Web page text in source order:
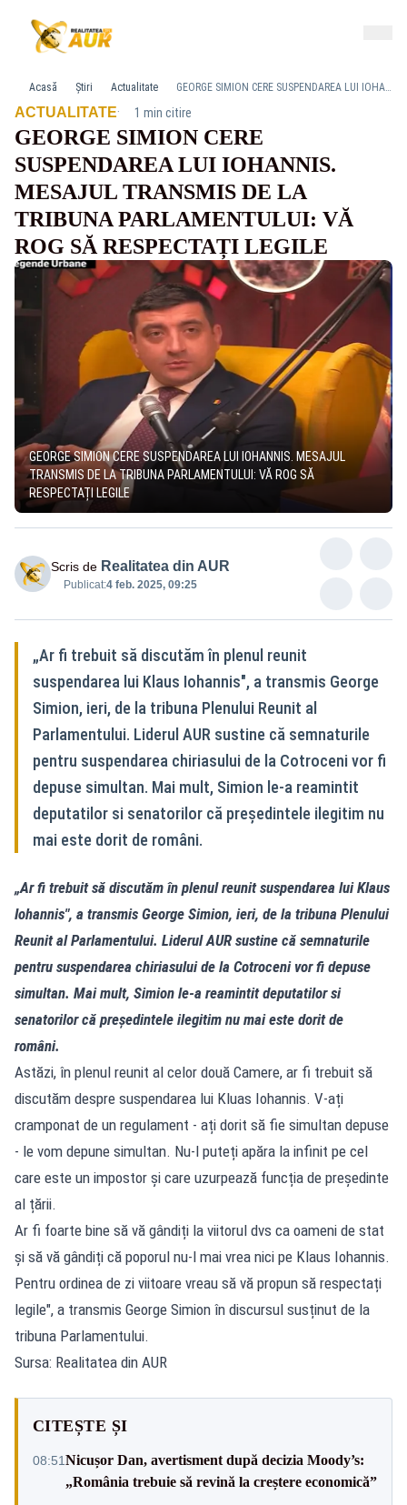
Acasă Știri Actualitate GEORGE SIMION CERE SUSPENDAREA LUI IOHANNIS. MESAJUL TRANSMIS DE LA TRIBUNA PARLAMENTULUI: VĂ ROG SĂ RESPECTAȚI LEGILE
ACTUALITATE· 1 min citire
GEORGE SIMION CERE
SUSPENDAREA LUI IOHANNIS.
MESAJUL TRANSMIS DE LA
TRIBUNA PARLAMENTULUI: VĂ
ROG SĂ RESPECTAȚI LEGILE
GEORGE SIMION CERE SUSPENDAREA LUI IOHANNIS. MESAJUL
TRANSMIS DE LA TRIBUNA PARLAMENTULUI: VĂ ROG SĂ
RESPECTAȚI LEGILE
Scris de Realitatea din AUR
Publicat:4 feb. 2025, 09:25
„Ar fi trebuit să discutăm în plenul reunit
suspendarea lui Klaus Iohannis", a transmis George
Simion, ieri, de la tribuna Plenului Reunit al
Parlamentului. Liderul AUR sustine că semnaturile
pentru suspendarea chiriasului de la Cotroceni vor fi
depuse simultan. Mai mult, Simion le-a reamintit
deputatilor si senatorilor că președintele ilegitim nu
mai este dorit de români.
„Ar fi trebuit să discutăm în plenul reunit suspendarea lui Klaus
Iohannis", a transmis George Simion, ieri, de la tribuna Plenului
Reunit al Parlamentului. Liderul AUR sustine că semnaturile
pentru suspendarea chiriasului de la Cotroceni vor fi depuse
simultan. Mai mult, Simion le-a reamintit deputatilor si
senatorilor că președintele ilegitim nu mai este dorit de
români.
Astăzi, în plenul reunit al celor două Camere, ar fi trebuit să
discutăm despre suspendarea lui Kluas Iohannis. V-ați
cramponat de un regulament - ați dorit să fie simultan depuse
- le vom depune simultan. Nu-l puteți apăra la infinit pe cel
care este un impostor și care uzurpează funcția de președinte
al țării.
Ar fi foarte bine să vă gândiți la viitorul dvs ca oameni de stat
și să vă gândiți că poporul nu-l mai vrea nici pe Klaus Iohannis.
Pentru ordinea de zi viitoare vreau să vă propun să respectați
legile", a transmis George Simion în discursul susținut de la
tribuna Parlamentului.
Sursa: Realitatea din AUR
CITEȘTE ȘI
08:51Nicușor Dan, avertisment după decizia Moody’s:
„România trebuie să revină la creștere economică”